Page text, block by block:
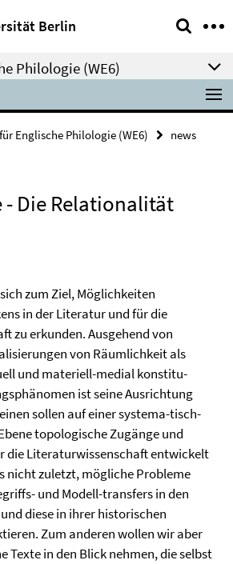
Berlin
Philologie (WE6)
Englische Philologie (WE6)
news
Die Relationalität
zum Ziel, Möglichkeiten
in der Literatur und für die
zu erkunden. Ausgehend von
von Räumlichkeit als
und materiell-medial konstitu-
ist seine Ausrichtung
sollen auf einer systema-tisch-
topologische Zugänge und
die Literaturwissenschaft entwickelt
nicht zuletzt, mögliche Probleme
und Modell-transfers in den
diese in ihrer historischen
Zum anderen wollen wir aber
Texte in den Blick nehmen, die selbst